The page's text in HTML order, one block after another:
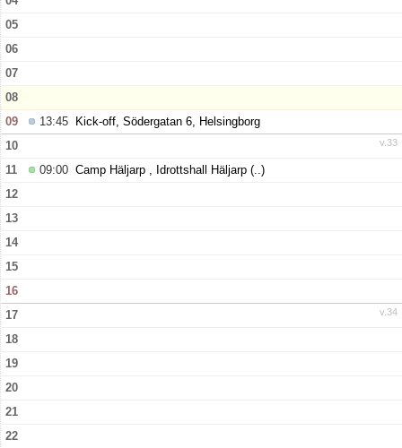
Kalender
Kontakt
05
06
07
08
09
13:45 Kick-off, Södergatan 6, Helsingborg
v.33
10
11
09:00 Camp Häljarp , Idrottshall Häljarp (..)
12
13
14
15
16
v.34
17
18
19
20
21
22